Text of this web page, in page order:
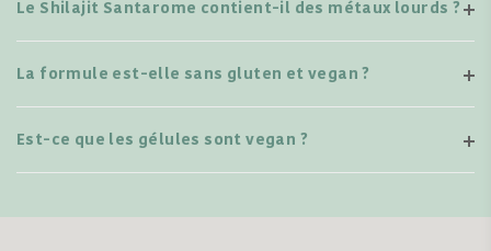
Le Shilajit Santarome contient-il des métaux lourds ?
La formule est-elle sans gluten et vegan ?
Est-ce que les gélules sont vegan ?